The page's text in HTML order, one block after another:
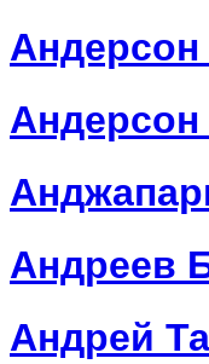
Андреев
Андрей